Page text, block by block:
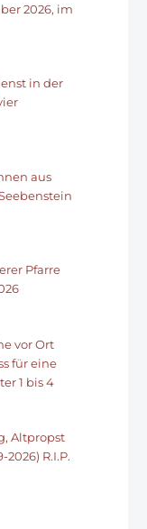
2026, im
in der
aus
Pfarre
vor Ort
für eine
1 bis 4
Altpropst
2026) R.I.P.